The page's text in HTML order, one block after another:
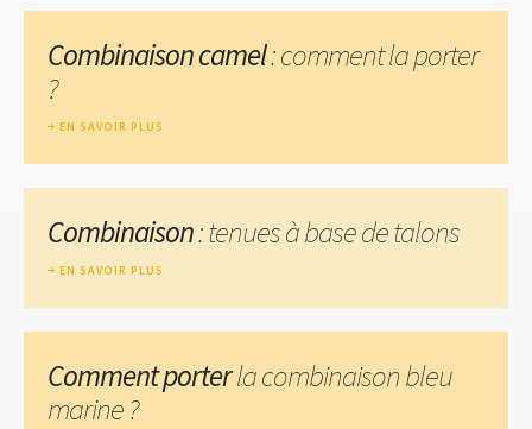
Combinaison camel: comment la porter
?
EN SAVOIR PLUS
Combinaison: tenues à base de talons
EN SAVOIR PLUS
Comment porterla combinaison bleu
marine ?